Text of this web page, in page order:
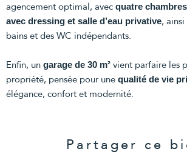
agencement optimal, avec quatre chambres
avec dressing et salle d’eau privative, ainsi
bains et des WC indépendants.
Enfin, un garage de 30 m² vient parfaire les
propriété, pensée pour une qualité de vie
élégance, confort et modernité.
Partager ce